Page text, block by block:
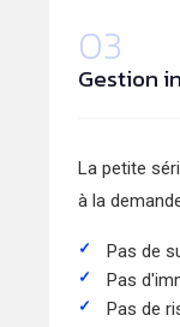
03
Gestion
La petite
à la
Pas de
Pas
Pas de